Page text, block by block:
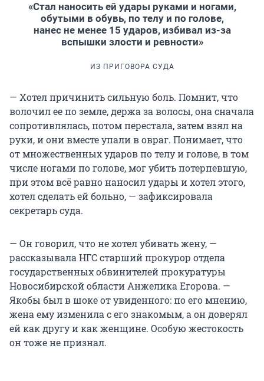
«Стал наносить ей удары руками и ногами,
обутыми в обувь, по телу и по голове,
нанес не менее 15 ударов, избивал из-за
вспышки злости и ревности»
ИЗ ПРИГОВОРА СУДА
— Хотел причинить сильную боль. Помнит, что
волочил ее по земле, держа за волосы, она сначала
сопротивлялась, потом перестала, затем взял на
руки, и они вместе упали в овраг. Понимает, что
от множественных ударов по телу и голове, в том
числе ногами по голове, мог убить потерпевшую,
при этом всё равно наносил удары и хотел этого,
хотел сделать ей больно, — зафиксировала
секретарь суда.
— Он говорил, что не хотел убивать жену, —
рассказывала НГС старший прокурор отдела
государственных обвинителей прокуратуры
Новосибирской области Анжелика Егорова. —
Якобы был в шоке от увиденного: по его мнению,
жена ему изменила с его знакомым, а он доверял
ей как другу и как женщине. Особую жестокость
он тоже не признал.